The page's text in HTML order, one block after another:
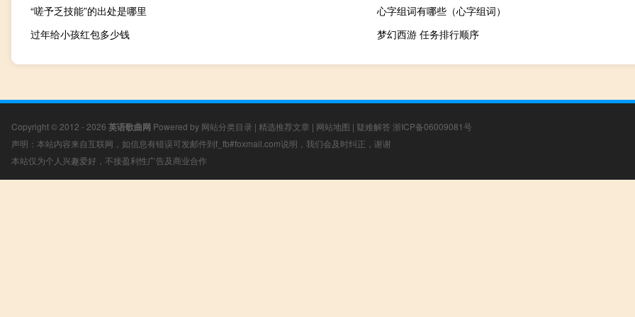
“嗟予乏技能”的出处是哪里
心字组词有哪些（心字组词）
过年给小孩红包多少钱
梦幻西游 任务排行顺序
Copyright © 2012 - 2026 英语歌曲网 Powered by 网站分类目录 | 精选推荐文章 | 网站地图 | 疑难解答 浙ICP备06009081号
声明：本站内容来自互联网，如信息有错误可发邮件到f_fb#foxmail.com说明，我们会及时纠正，谢谢
本站仅为个人兴趣爱好，不接盈利性广告及商业合作